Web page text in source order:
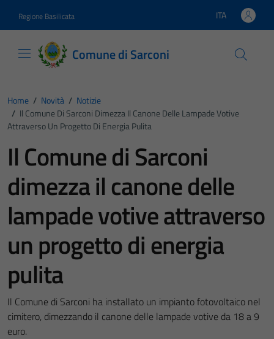
Regione Basilicata Lingua attiva:
ITA
Comune di Sarconi
Home / Novità / Notizie
/ Il Comune Di Sarconi Dimezza Il Canone Delle Lampade Votive
Attraverso Un Progetto Di Energia Pulita
Il Comune di Sarconi
dimezza il canone delle
lampade votive attraverso
un progetto di energia
pulita
Il Comune di Sarconi ha installato un impianto fotovoltaico nel
cimitero, dimezzando il canone delle lampade votive da 18 a 9
euro.